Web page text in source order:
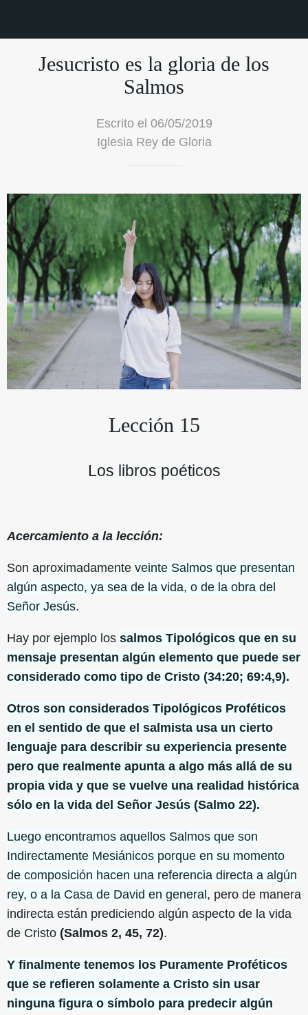
Jesucristo es la gloria de los
Salmos
Escrito el 06/05/2019
Iglesia Rey de Gloria
Lección 15
Los libros poéticos
Acercamiento a la lección:
Son aproximadamente veinte Salmos que presentan
algún aspecto, ya sea de la vida, o de la obra del
Señor Jesús.
Hay por ejemplo los salmos Tipológicos que en su
mensaje presentan algún elemento que puede ser
considerado como tipo de Cristo (34:20; 69:4,9).
Otros son considerados Tipológicos Proféticos
en el sentido de que el salmista usa un cierto
lenguaje para describir su experiencia presente
pero que realmente apunta a algo más allá de su
propia vida y que se vuelve una realidad histórica
sólo en la vida del Señor Jesús (Salmo 22).
Luego encontramos aquellos Salmos que son
Indirectamente Mesiánicos porque en su momento
de composición hacen una referencia directa a algún
rey, o a la Casa de David en general , pero de manera
indirecta están prediciendo algún aspecto de la vida
de Cristo (Salmos 2, 45, 72).
Y finalmente tenemos los Puramente Proféticos
que se refieren solamente a Cristo sin usar
ninguna figura o símbolo para predecir algún